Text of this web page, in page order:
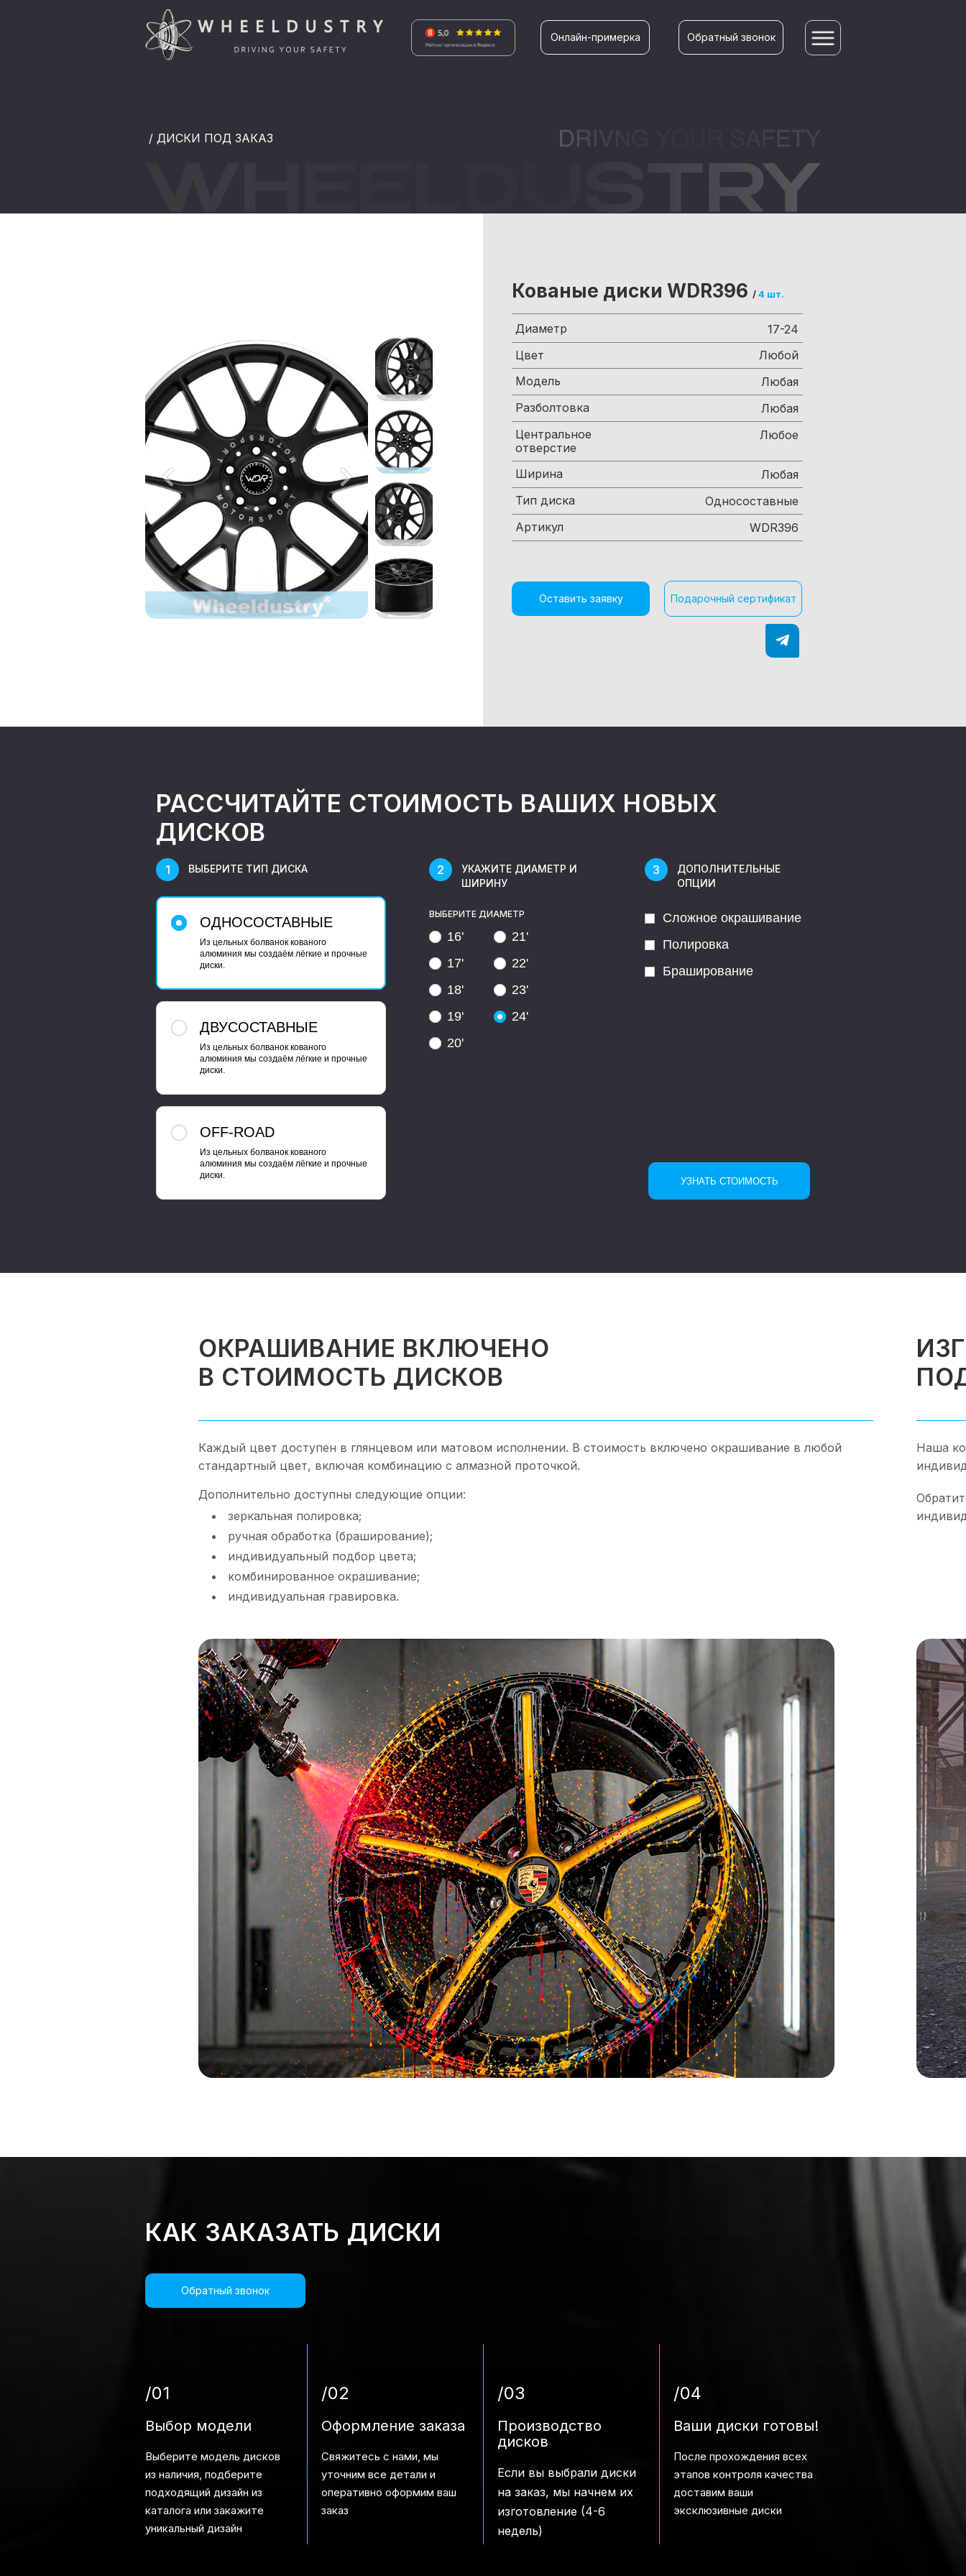
Онлайн-примерка Обратный звонок
/ ДИСКИ ПОД ЗАКАЗ
Кованые диски WDR396 /4 шт.
Диаметр
17-24
Цвет
Любой
Модель
Любая
Разболтовка
Любая
Центральное
отверстие
Любое
Ширина
Любая
Тип диска
Односоставные
Артикул
WDR396
Оставить заявку Подарочный сертификат
РАССЧИТАЙТЕ СТОИМОСТЬ ВАШИХ НОВЫХ
ДИСКОВ
ВЫБЕРИТЕ ТИП ДИСКА
ОДНОСОСТАВНЫЕ
Из цельных болванок кованого
алюминия мы создаём лёгкие и прочные
диски.
ДВУСОСТАВНЫЕ
Из цельных болванок кованого
алюминия мы создаём лёгкие и прочные
диски.
OFF-ROAD
Из цельных болванок кованого
алюминия мы создаём лёгкие и прочные
диски.
УКАЖИТЕ ДИАМЕТР И
ШИРИНУ
ВЫБЕРИТЕ ДИАМЕТР
16'
17'
18'
19'
20'
21'
22'
23'
24'
ДОПОЛНИТЕЛЬНЫЕ
ОПЦИИ
Сложное окрашивание
Полировка
Браширование
ОКРАШИВАНИЕ ВКЛЮЧЕНО
В СТОИМОСТЬ ДИСКОВ
Каждый цвет доступен в глянцевом или матовом исполнении. В стоимость включено окрашивание в любой
стандартный цвет, включая комбинацию с алмазной проточкой.
Дополнительно доступны следующие опции:
зеркальная полировка;
ручная обработка (браширование);
индивидуальный подбор цвета;
комбинированное окрашивание;
индивидуальная гравировка.
Наша
КАК ЗАКАЗАТЬ ДИСКИ
Обратный звонок
/01
Выбор модели
Выберите модель дисков
из наличия, подберите
подходящий дизайн из
каталога или закажите
уникальный дизайн
/02
Оформление заказа
Свяжитесь с нами, мы
уточним все детали и
оперативно оформим ваш
заказ
/03
Производство
дисков
Если вы выбрали диски
на заказ, мы начнем их
изготовление (4-6
недель)
/04
Ваши диски готовы!
После прохождения всех
этапов контроля качества
доставим ваши
эксклюзивные диски